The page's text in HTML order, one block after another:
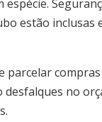
estão inclusas
parcelar
desfalques no